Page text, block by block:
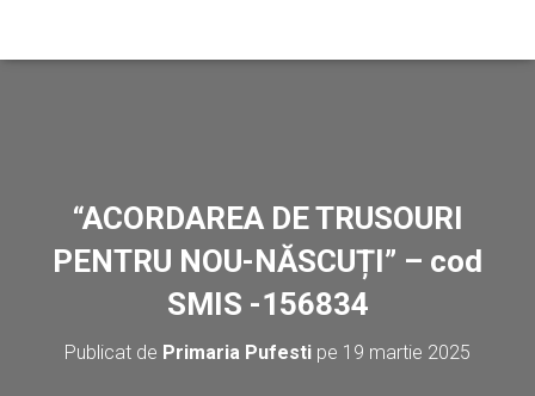
“ACORDAREA DE TRUSOURI
PENTRU NOU-NĂSCUȚI” – cod
SMIS -156834
Publicat de Primaria Pufesti pe 19 martie 2025